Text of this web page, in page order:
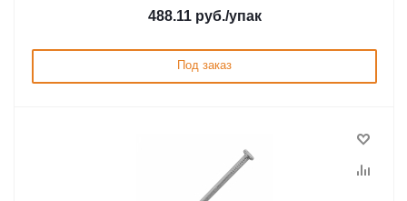
488.11руб./упак
Под заказ